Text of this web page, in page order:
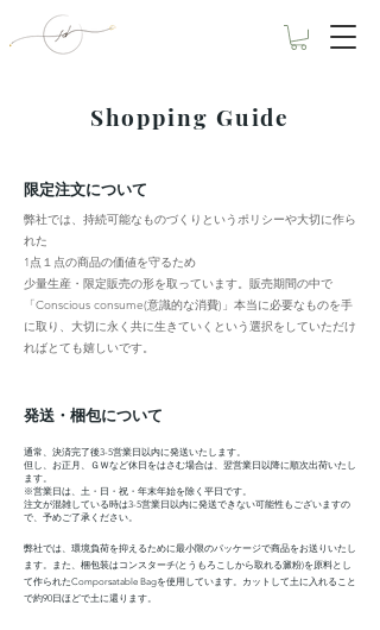
Shopping Guide
​限定注文について
弊社では、持続可能なものづくりというポリシーや大切に作ら
れた
1点１点の商品の価値を守るため
少量生産・限定販売の形を取っています。販売期間の中で
「Conscious consume(意識的な消費)」本当に必要なものを手
に取り、大切に永く共に生きていくという選択をしていただけ
ればとても嬉しいです。
発送・梱包について
通常、決済完了後3-5営業日以内に発送いたします。
但し、お正月、ＧＷなど休日をはさむ場合は、翌営業日以降に順次出荷いたし
ます。
※営業日は、土・日・祝・年末年始を除く平日です。
注文が混雑している時は3-5営業日以内に発送できない可能性もございますの
で、予めご了承ください。
弊社では、環境負荷を抑えるために最小限のパッケージで商品をお送りいたし
ます。また、梱包装はコンスターチ(とうもろこしから取れる澱粉)を原料とし
て作られたComporsatable Bagを使用しています。カットして土に入れること
で約90日ほどで土に還ります。